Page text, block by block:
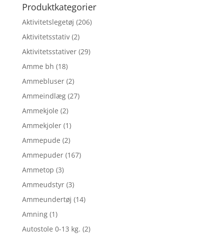
Produktkategorier
Aktivitetslegetøj (206)
Aktivitetsstativ (2)
Aktivitetsstativer (29)
Amme bh (18)
Ammebluser (2)
Ammeindlæg (27)
Ammekjole (2)
Ammekjoler (1)
Ammepude (2)
Ammepuder (167)
Ammetop (3)
Ammeudstyr (3)
Ammeundertøj (14)
Amning (1)
Autostole 0-13 kg. (2)